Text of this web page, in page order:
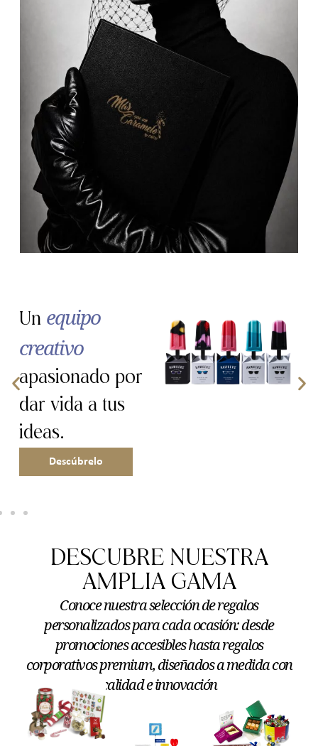
Atención
meticulosa
detalles, desde
el concepto
hasta la entrega.
Saber más
DESCUBRE NUESTRA
AMPLIA GAMA
Conoce nuestra selección de regalos
personalizados para cada ocasión: desde
promociones accesibles hasta regalos
corporativos premium, diseñados a medida con
calidad e innovación